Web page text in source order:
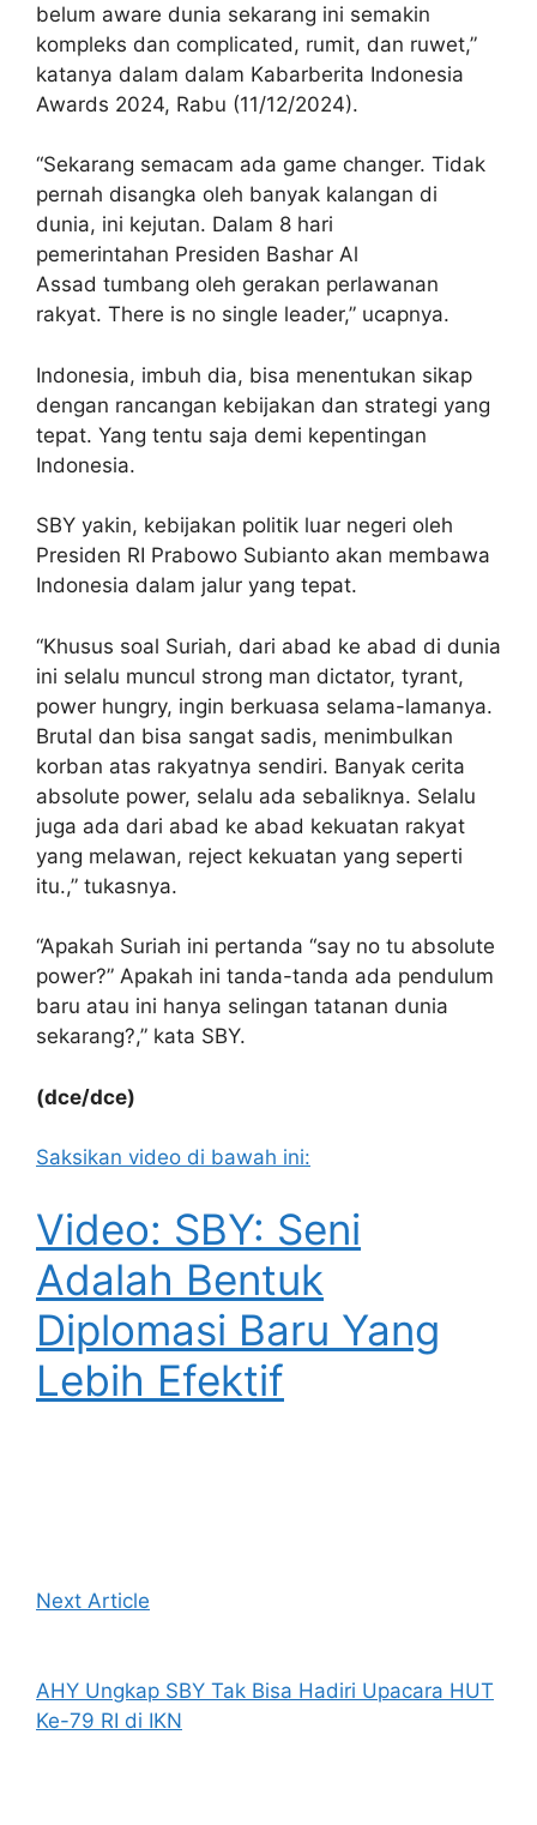
belum aware dunia sekarang ini semakin
kompleks dan complicated, rumit, dan ruwet,”
katanya dalam dalam Kabarberita Indonesia
Awards 2024, Rabu (11/12/2024).
“Sekarang semacam ada game changer. Tidak
pernah disangka oleh banyak kalangan di
dunia, ini kejutan. Dalam 8 hari
pemerintahan Presiden Bashar Al
Assad tumbang oleh gerakan perlawanan
rakyat. There is no single leader,” ucapnya.
Indonesia, imbuh dia, bisa menentukan sikap
dengan rancangan kebijakan dan strategi yang
tepat. Yang tentu saja demi kepentingan
Indonesia.
SBY yakin, kebijakan politik luar negeri oleh
Presiden RI Prabowo Subianto akan membawa
Indonesia dalam jalur yang tepat.
“Khusus soal Suriah, dari abad ke abad di dunia
ini selalu muncul strong man dictator, tyrant,
power hungry, ingin berkuasa selama-lamanya.
Brutal dan bisa sangat sadis, menimbulkan
korban atas rakyatnya sendiri. Banyak cerita
absolute power, selalu ada sebaliknya. Selalu
juga ada dari abad ke abad kekuatan rakyat
yang melawan, reject kekuatan yang seperti
itu.,” tukasnya.
“Apakah Suriah ini pertanda “say no tu absolute
power?” Apakah ini tanda-tanda ada pendulum
baru atau ini hanya selingan tatanan dunia
sekarang?,” kata SBY.
(dce/dce)
Saksikan video di bawah ini:
Video: SBY: Seni
Adalah Bentuk
Diplomasi Baru Yang
Lebih Efektif
Next Article
AHY Ungkap SBY Tak Bisa Hadiri Upacara HUT
Ke-79 RI di IKN